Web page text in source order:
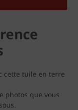
cette tuile en terre
photos que vous